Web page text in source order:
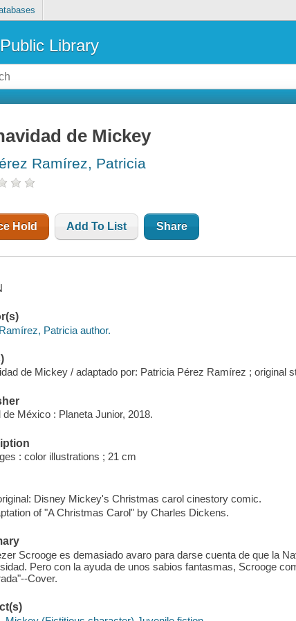
Library
de Mickey
Ramírez, Patricia
Hold Add To List Share
Patricia author.
de Mickey / adaptado por: Patricia Pérez Ramírez ; original
de México : Planeta Junior, 2018.
: color illustrations ; 21 cm
Disney Mickey's Christmas carol cinestory comic.
of "A Christmas Carol" by Charles Dickens.
Scrooge es demasiado avaro para darse cuenta de que la
Pero con la ayuda de unos sabios fantasmas, Scrooge
Cover.